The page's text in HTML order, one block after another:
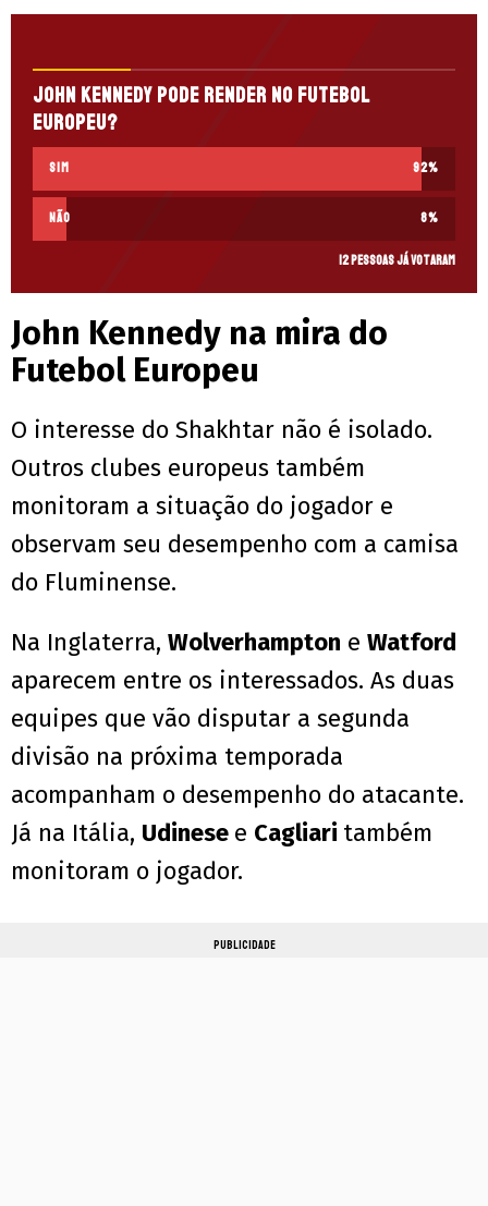
John Kennedy pode render no futebol
europeu?
Sim 92%
Não 8%
12 pessoas já votaram
John Kennedy na mira do
Futebol Europeu
O interesse do Shakhtar não é isolado.
Outros clubes europeus também
monitoram a situação do jogador e
observam seu desempenho com a camisa
do Fluminense.
Na Inglaterra, Wolverhampton e Watford
aparecem entre os interessados. As duas
equipes que vão disputar a segunda
divisão na próxima temporada
acompanham o desempenho do atacante.
Já na Itália, Udinese e Cagliari também
monitoram o jogador.
PUBLICIDADE